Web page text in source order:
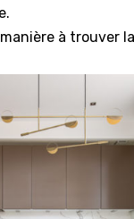
à trouver